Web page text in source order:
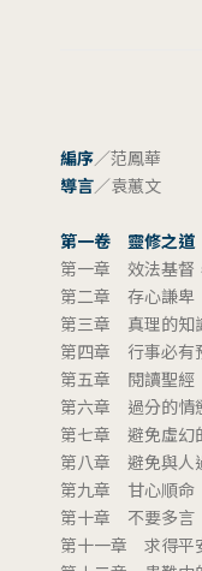
編序／范鳳華
導言／袁蕙文
第一卷 靈修之道
第一章 效法基督
第二章 存心謙卑
第三章 真理的知
第四章 行事必有
第五章 閱讀聖經
第六章 過分的情
第七章 避免虛幻
第八章 避免與人
第九章 甘心順命
第十章 不要多言
第十一章 求得平